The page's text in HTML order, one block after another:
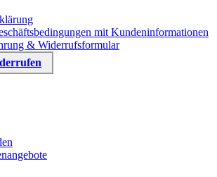
mit Kundeninformationen
& Widerrufsformular